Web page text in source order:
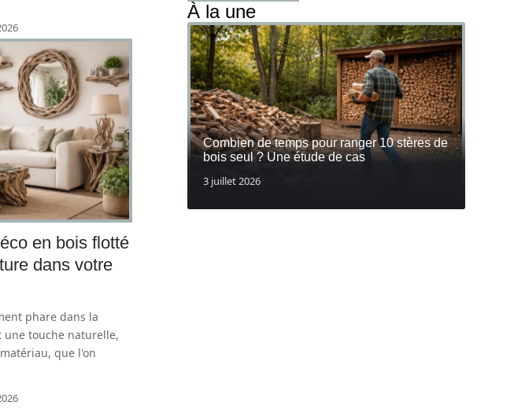
en bois flotté
dans votre
phare dans la
touche naturelle,
que l'on
À la une
Combien de temps pour ranger 10 stères de
bois seul ? Une étude de cas
3 juillet 2026